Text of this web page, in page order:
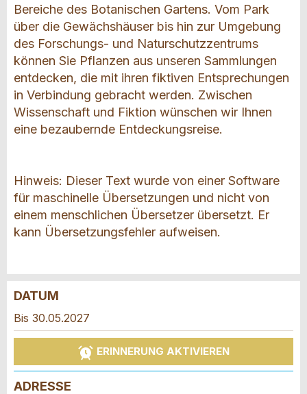
Bereiche des Botanischen Gartens. Vom Park
über die Gewächshäuser bis hin zur Umgebung
des Forschungs- und Naturschutzzentrums
können Sie Pflanzen aus unseren Sammlungen
entdecken, die mit ihren fiktiven Entsprechungen
in Verbindung gebracht werden. Zwischen
Wissenschaft und Fiktion wünschen wir Ihnen
eine bezaubernde Entdeckungsreise.
Hinweis: Dieser Text wurde von einer Software
für maschinelle Übersetzungen und nicht von
einem menschlichen Übersetzer übersetzt. Er
kann Übersetzungsfehler aufweisen.
Anzeige beanstanden
Ihr Feedback wird sehr geschätzt!
Allgemeines Feedback
Anzeige weiterempfehlen
Empfehlen Sie diese Anzeige an Freunde weiter.
Reservation
Veranstaltungsdatum *:
DATUM
Bis 30.05.2027
ERINNERUNG AKTIVIEREN
ADRESSE